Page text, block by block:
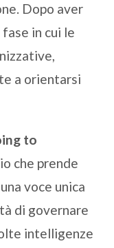
Dopo aver
in cui le
a orientarsi
to
che prende
voce unica
di governare
intelligenze